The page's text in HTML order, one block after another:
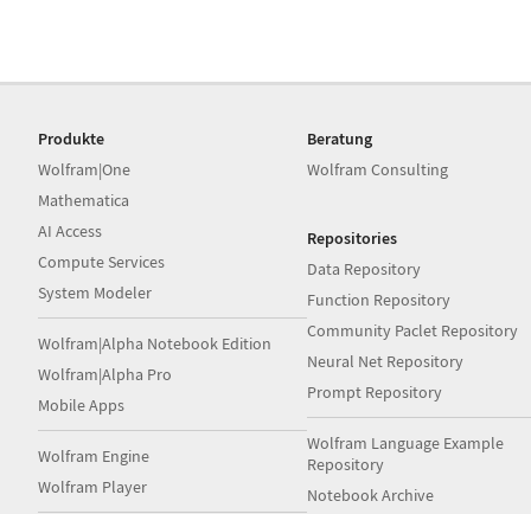
Produkte
Wolfram|One
Mathematica
AI Access
Compute Services
System Modeler
Wolfram|Alpha Notebook Edition
Wolfram|Alpha Pro
Mobile Apps
Wolfram Engine
Wolfram Player
Beratung
Wolfram Consulting
Repositories
Data Repository
Function Repository
Community Paclet Repository
Neural Net Repository
Prompt Repository
Wolfram Language Example
Repository
Notebook Archive